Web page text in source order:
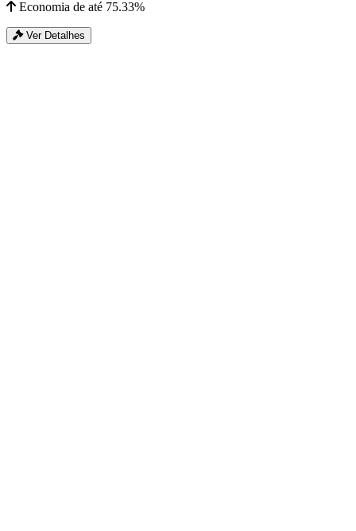
Economia de até 75.33%
Ver Detalhes